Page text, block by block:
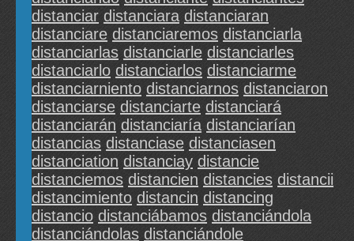
distanciar distanciara distanciaran
distanciare distanciaremos distanciarla
distanciarlas distanciarle distanciarles
distanciarlo distanciarlos distanciarme
distanciarniento distanciarnos distanciaron
distanciarse distanciarte distanciará
distanciarán distanciaría distanciarían
distancias distanciase distanciasen
distanciation distanciay distancie
distanciemos distancien distancies distancii
distancimiento distancin distancing
distancio distanciábamos distanciándola
distanciándolas distanciándole